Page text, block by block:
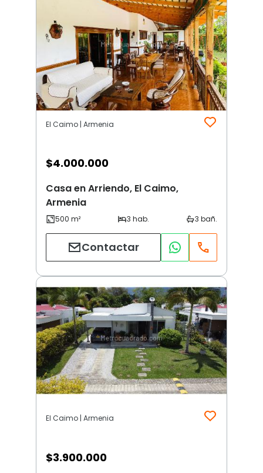
El Caimo | Armenia
$4.000.000
Casa en Arriendo, El Caimo,
Armenia
Contactar
El Caimo | Armenia
$3.900.000